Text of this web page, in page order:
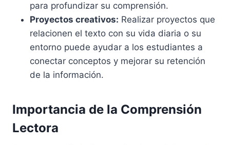
para profundizar su comprensión.
Proyectos creativos: Realizar proyectos que
relacionen el texto con su vida diaria o su
entorno puede ayudar a los estudiantes a
conectar conceptos y mejorar su retención
de la información.
Importancia de la Comprensión
Lectora